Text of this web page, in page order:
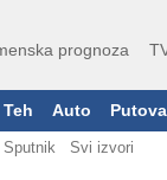
prognoza
Teh Auto
Sputnik Svi izvori